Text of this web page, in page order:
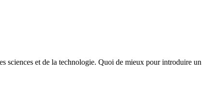
sciences et de la technologie. Quoi de mieux pour introduire un